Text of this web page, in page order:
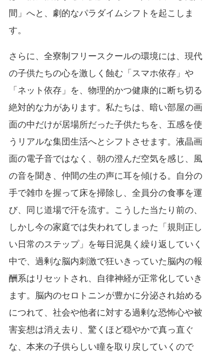
間」へと、劇的なパラダイムシフトを起こしま
す。
さらに、全寮制フリースクールの環境には、現代
の子供たちの心を激しく蝕む「スマホ依存」や
「ネット依存」を、物理的かつ健康的に断ち切る
絶対的な力があります。私たちは、暗い部屋の画
面の中だけが居場所だった子供たちを、五感を使
うリアルな集団生活へとシフトさせます。液晶画
面の電子音ではなく、朝の澄んだ空気を感じ、風
の音を聞き、仲間の生の声に耳を傾ける。自分の
手で雑巾を握って床を掃除し、全員分の食事を運
び、同じ道場で汗を流す。こうした当たり前の、
しかし今の家庭では失われてしまった「規則正し
い日常のステップ」を毎日泥臭く繰り返していく
中で、過剰な脳内刺激で狂いきっていた脳内の報
酬系はリセットされ、自律神経が正常化していき
ます。脳内のセロトニンが豊かに分泌され始める
につれて、社会や他者に対する過剰な恐怖心や被
害妄想は消え去り、驚くほど穏やかで真っ直ぐ
な、本来の子供らしい瞳を取り戻していくので